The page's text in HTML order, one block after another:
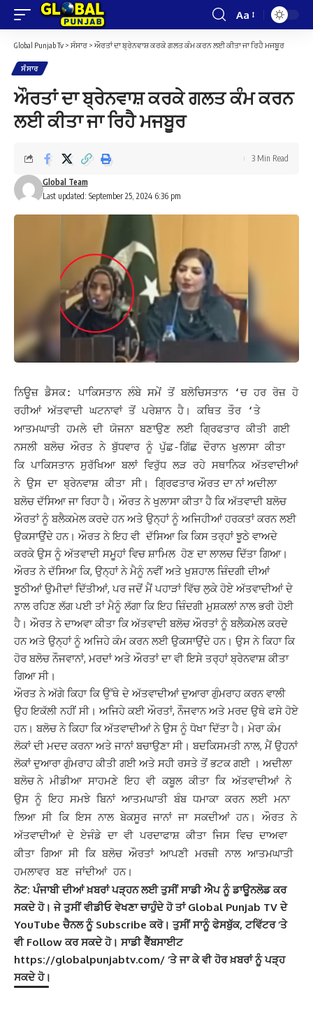
Font
Resizer
Aa
Global Punjab Tv > ਸੰਸਾਰ > ਔਰਤਾਂ ਦਾ ਬ੍ਰੇਨਵਾਸ਼ ਕਰਕੇ ਗਲਤ ਕੰਮ ਕਰਨ ਲਈ ਕੀਤਾ ਜਾ ਰਿਹੈ ਮਜਬੂਰ
ਸੰਸਾਰ
ਔਰਤਾਂ ਦਾ ਬ੍ਰੇਨਵਾਸ਼ ਕਰਕੇ ਗਲਤ ਕੰਮ ਕਰਨ
ਲਈ ਕੀਤਾ ਜਾ ਰਿਹੈ ਮਜਬੂਰ
Last updated: September 25, 2024 6:36 pm
Global Team
3 Min Read
ਨਿਊਜ਼ ਡੈਸਕ: ਪਾਕਿਸਤਾਨ ਲੰਬੇ ਸਮੇਂ ਤੋਂ ਬਲੋਚਿਸਤਾਨ ‘ਚ ਹਰ ਰੋਜ਼ ਹੋ
ਰਹੀਆਂ ਅੱਤਵਾਦੀ ਘਟਨਾਵਾਂ ਤੋਂ ਪਰੇਸ਼ਾਨ ਹੈ। ਕਥਿਤ ਤੌਰ ‘ਤੇ
ਆਤਮਘਾਤੀ ਹਮਲੇ ਦੀ ਯੋਜਨਾ ਬਣਾਉਣ ਲਈ ਗ੍ਰਿਫਤਾਰ ਕੀਤੀ ਗਈ
ਨਸਲੀ ਬਲੋਚ ਔਰਤ ਨੇ ਬੁੱਧਵਾਰ ਨੂੰ ਪੁੱਛ-ਗਿੱਛ ਦੌਰਾਨ ਖੁਲਾਸਾ ਕੀਤਾ
ਕਿ ਪਾਕਿਸਤਾਨ ਸੁਰੱਖਿਆ ਬਲਾਂ ਵਿਰੁੱਧ ਲੜ ਰਹੇ ਸਥਾਨਿਕ ਅੱਤਵਾਦੀਆਂ
ਨੇ ਉਸ ਦਾ ਬ੍ਰੇਨਵਾਸ਼ ਕੀਤਾ ਸੀ। ਗ੍ਰਿਫਤਾਰ ਔਰਤ ਦਾ ਨਾਂ ਅਦੀਲਾ
ਬਲੋਚ ਦੱਸਿਆ ਜਾ ਰਿਹਾ ਹੈ। ਔਰਤ ਨੇ ਖੁਲਾਸਾ ਕੀਤਾ ਹੈ ਕਿ ਅੱਤਵਾਦੀ ਬਲੋਚ
ਔਰਤਾਂ ਨੂੰ ਬਲੈਕਮੇਲ ਕਰਦੇ ਹਨ ਅਤੇ ਉਨ੍ਹਾਂ ਨੂੰ ਅਜਿਹੀਆਂ ਹਰਕਤਾਂ ਕਰਨ ਲਈ
ਉਕਸਾਉਂਦੇ ਹਨ। ਔਰਤ ਨੇ ਇਹ ਵੀ ਦੱਸਿਆ ਕਿ ਕਿਸ ਤਰ੍ਹਾਂ ਝੂਠੇ ਵਾਅਦੇ
ਕਰਕੇ ਉਸ ਨੂੰ ਅੱਤਵਾਦੀ ਸਮੂਹਾਂ ਵਿਚ ਸ਼ਾਮਿਲ ਹੋਣ ਦਾ ਲਾਲਚ ਦਿੱਤਾ ਗਿਆ।
ਔਰਤ ਨੇ ਦੱਸਿਆ ਕਿ, ਉਨ੍ਹਾਂ ਨੇ ਮੈਨੂੰ ਨਵੀਂ ਅਤੇ ਖੁਸ਼ਹਾਲ ਜ਼ਿੰਦਗੀ ਦੀਆਂ
ਝੂਠੀਆਂ ਉਮੀਦਾਂ ਦਿੱਤੀਆਂ, ਪਰ ਜਦੋਂ ਮੈਂ ਪਹਾੜਾਂ ਵਿੱਚ ਲੁਕੇ ਹੋਏ ਅੱਤਵਾਦੀਆਂ ਦੇ
ਨਾਲ ਰਹਿਣ ਲੱਗ ਪਈ ਤਾਂ ਮੈਨੂੰ ਲੱਗਾ ਕਿ ਇਹ ਜ਼ਿੰਦਗੀ ਮੁਸ਼ਕਲਾਂ ਨਾਲ ਭਰੀ ਹੋਈ
ਹੈ। ਔਰਤ ਨੇ ਦਾਅਵਾ ਕੀਤਾ ਕਿ ਅੱਤਵਾਦੀ ਬਲੋਚ ਔਰਤਾਂ ਨੂੰ ਬਲੈਕਮੇਲ ਕਰਦੇ
ਹਨ ਅਤੇ ਉਨ੍ਹਾਂ ਨੂੰ ਅਜਿਹੇ ਕੰਮ ਕਰਨ ਲਈ ਉਕਸਾਉਂਦੇ ਹਨ। ਉਸ ਨੇ ਕਿਹਾ ਕਿ
ਹੋਰ ਬਲੋਚ ਨੌਜਵਾਨਾਂ, ਮਰਦਾਂ ਅਤੇ ਔਰਤਾਂ ਦਾ ਵੀ ਇਸੇ ਤਰ੍ਹਾਂ ਬ੍ਰੇਨਵਾਸ਼ ਕੀਤਾ
ਗਿਆ ਸੀ।
ਔਰਤ ਨੇ ਅੱਗੇ ਕਿਹਾ ਕਿ ਉੱਥੇ ਦੇ ਅੱਤਵਾਦੀਆਂ ਦੁਆਰਾ ਗੁੰਮਰਾਹ ਕਰਨ ਵਾਲੀ
ਉਹ ਇਕੱਲੀ ਨਹੀਂ ਸੀ। ਅਜਿਹੇ ਕਈ ਔਰਤਾਂ, ਨੌਜਵਾਨ ਅਤੇ ਮਰਦ ਉਥੇ ਫਸੇ ਹੋਏ
ਹਨ। ਬਲੋਚ ਨੇ ਕਿਹਾ ਕਿ ਅੱਤਵਾਦੀਆਂ ਨੇ ਉਸ ਨੂੰ ਧੋਖਾ ਦਿੱਤਾ ਹੈ। ਮੇਰਾ ਕੰਮ
ਲੋਕਾਂ ਦੀ ਮਦਦ ਕਰਨਾ ਅਤੇ ਜਾਨਾਂ ਬਚਾਉਣਾ ਸੀ। ਬਦਕਿਸਮਤੀ ਨਾਲ, ਮੈਂ ਉਹਨਾਂ
ਲੋਕਾਂ ਦੁਆਰਾ ਗੁੰਮਰਾਹ ਕੀਤੀ ਗਈ ਅਤੇ ਸਹੀ ਰਸਤੇ ਤੋਂ ਭਟਕ ਗਈ । ਅਦੀਲਾ
ਬਲੋਚਨੇ ਮੀਡੀਆ ਸਾਹਮਣੇ ਇਹ ਵੀ ਕਬੂਲ ਕੀਤਾ ਕਿ ਅੱਤਵਾਦੀਆਂ ਨੇ
ਉਸ ਨੂੰ ਇਹ ਸਮਝੇ ਬਿਨਾਂ ਆਤਮਘਾਤੀ ਬੰਬ ਧਮਾਕਾ ਕਰਨ ਲਈ ਮਨਾ
ਲਿਆ ਸੀ ਕਿ ਇਸ ਨਾਲ ਬੇਕਸੂਰ ਜਾਨਾਂ ਜਾ ਸਕਦੀਆਂ ਹਨ। ਔਰਤ ਨੇ
ਅੱਤਵਾਦੀਆਂ ਦੇ ਏਜੰਡੇ ਦਾ ਵੀ ਪਰਦਾਫਾਸ਼ ਕੀਤਾ ਜਿਸ ਵਿਚ ਦਾਅਵਾ
ਕੀਤਾ ਗਿਆ ਸੀ ਕਿ ਬਲੋਚ ਔਰਤਾਂ ਆਪਣੀ ਮਰਜ਼ੀ ਨਾਲ ਆਤਮਘਾਤੀ
ਹਮਲਾਵਰ ਬਣ ਜਾਂਦੀਆਂ ਹਨ।
ਨੋਟ: ਪੰਜਾਬੀ ਦੀਆਂ ਖ਼ਬਰਾਂ ਪੜ੍ਹਨ ਲਈ ਤੁਸੀਂ ਸਾਡੀ ਐਪ ਨੂੰ ਡਾਊਨਲੋਡ ਕਰ
ਸਕਦੇ ਹੋ। ਜੇ ਤੁਸੀਂ ਵੀਡੀਓ ਵੇਖਣਾ ਚਾਹੁੰਦੇ ਹੋ ਤਾਂ Global Punjab TV ਦੇ
YouTube ਚੈਨਲ ਨੂੰ Subscribe ਕਰੋ। ਤੁਸੀਂ ਸਾਨੂੰ ਫੇਸਬੁੱਕ, ਟਵਿੱਟਰ ‘ਤੇ
ਵੀ Follow ਕਰ ਸਕਦੇ ਹੋ। ਸਾਡੀ ਵੈੱਬਸਾਈਟ
https://globalpunjabtv.com/ ‘ਤੇ ਜਾ ਕੇ ਵੀ ਹੋਰ ਖ਼ਬਰਾਂ ਨੂੰ ਪੜ੍ਹ
ਸਕਦੇ ਹੋ।